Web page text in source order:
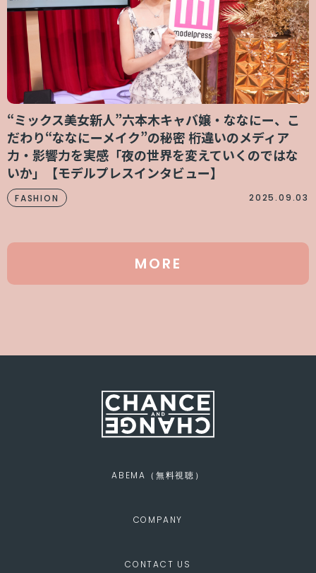
“ミックス美女新人”六本木キャバ嬢・ななにー、こ
だわり“ななにーメイク”の秘密 桁違いのメディア
力・影響力を実感「夜の世界を変えていくのではな
いか」【モデルプレスインタビュー】
FASHION 2025.09.03
MORE
ABEMA（無料視聴）
COMPANY
CONTACT US